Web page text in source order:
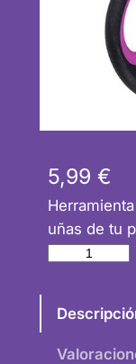
5,99 €
uñas de tu